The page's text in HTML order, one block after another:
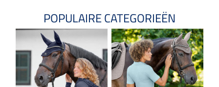
POPULAIRE CATEGORIEËN